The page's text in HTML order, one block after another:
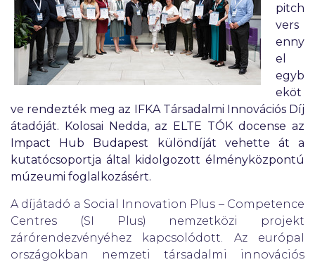
pitch
vers
enny
el
egyb
eköt
ve rendezték meg az IFKA Társadalmi Innovációs Díj
átadóját. Kolosai Nedda, az ELTE TÓK docense az
Impact Hub Budapest különdíját vehette át a
kutatócsoportja által kidolgozott élményközpontú
múzeumi foglalkozásért.
A díjátadó a Social Innovation Plus – Competence
Centres (SI Plus) nemzetközi projekt
zárórendezvényéhez kapcsolódott. Az európaI
országokban nemzeti társadalmi innovációs